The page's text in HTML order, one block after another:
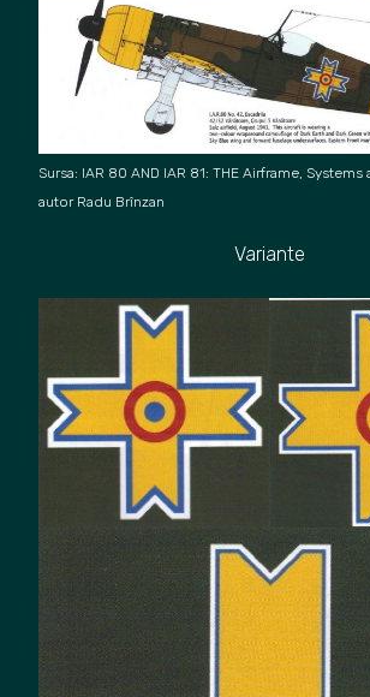
Sursa: IAR 80 AND IAR 81: THE Airframe,
autor Radu Brînzan
Variante